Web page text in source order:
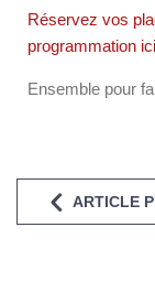
Réservez vos
programmation ici
Ensemble pour
ARTICLE